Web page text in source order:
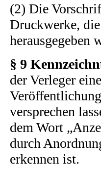
(2) Die
Druckwerke,
herausgegeben
§ 9
der Verleger
versprechen
dem Wort
durch
erkennen ist.